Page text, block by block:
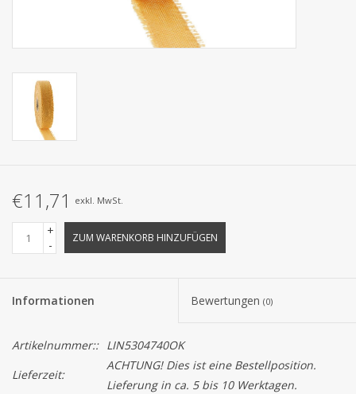
€11,71 exkl. MwSt.
+
-
ZUM WARENKORB HINZUFÜGEN
Informationen Bewertungen (0)
Artikelnummer:: LIN5304740OK
Lieferzeit:
ACHTUNG! Dies ist eine Bestellposition.
Lieferung in ca. 5 bis 10 Werktagen.